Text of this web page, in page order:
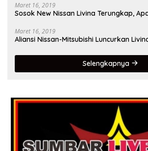
Maret 16, 2019
Sosok New Nissan Livina Terungkap,
Maret 16, 2019
Aliansi Nissan-Mitsubishi Luncurkan
Selengkapnya